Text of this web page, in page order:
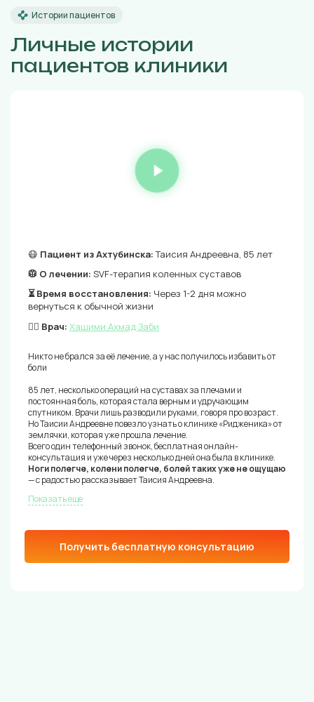
Истории пациентов
Личные истории
пациентов клиники
😷 Пациент из Ахтубинска:Таисия Андреевна, 85 лет
🥼 О лечении: SVF-терапия коленных суставов
⏳ Время восстановления: Через 1-2 дня можно
вернуться к обычной жизни
👨‍⚕️ Врач: Хашими Ахмад Заби
Никто не брался за её лечение, а у нас получилось избавить от
боли
85 лет, несколько операций на суставах за плечами и
постоянная боль, которая стала верным и удручающим
спутником. Врачи лишь разводили руками, говоря про возраст.
Но Таисии Андреевне повезло узнать о клинике «Ридженика» от
землячки, которая уже прошла лечение.
Всего один телефонный звонок, бесплатная онлайн-
консультация и уже через несколько дней она была в клинике.
Ноги полегче, колени полегче, болей таких уже не ощущаю
— с радостью рассказывает Таисия Андреевна.
Показать еще
Получить бесплатную консультацию